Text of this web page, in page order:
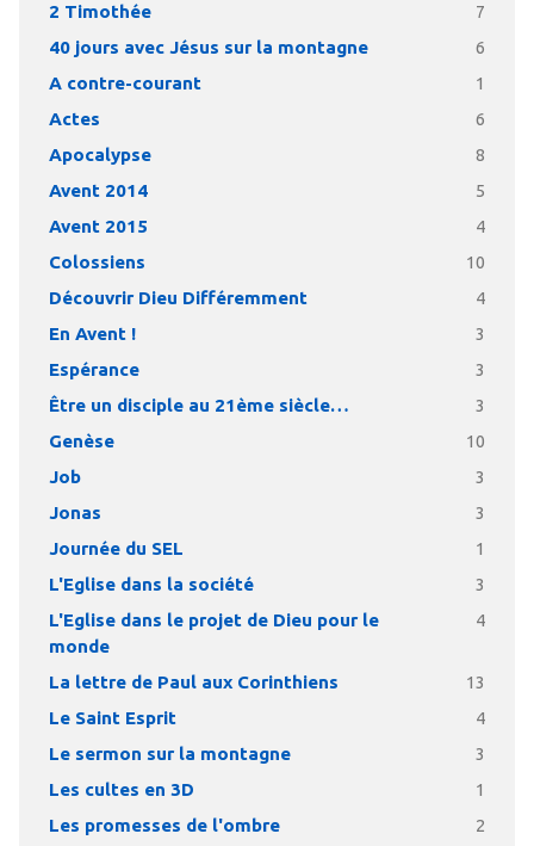
2 Timothée 7
40 jours avec Jésus sur la montagne 6
A contre-courant 1
Actes 6
Apocalypse 8
Avent 2014 5
Avent 2015 4
Colossiens 10
Découvrir Dieu Différemment 4
En Avent ! 3
Espérance 3
Être un disciple au 21ème siècle… 3
Genèse 10
Job 3
Jonas 3
Journée du SEL 1
L'Eglise dans la société 3
L'Eglise dans le projet de Dieu pour le
monde
4
La lettre de Paul aux Corinthiens 13
Le Saint Esprit 4
Le sermon sur la montagne 3
Les cultes en 3D 1
Les promesses de l'ombre 2